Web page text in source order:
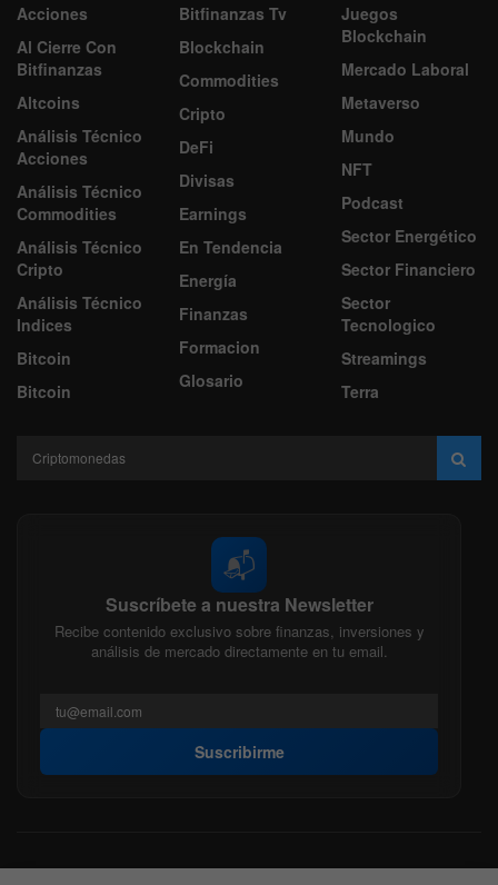
Acciones
Al Cierre Con
Bitfinanzas
Altcoins
Análisis Técnico
Acciones
Análisis Técnico
Commodities
Análisis Técnico
Cripto
Análisis Técnico
Indices
Bitcoin
Bitcoin
Bitfinanzas Tv
Blockchain
Commodities
Cripto
DeFi
Divisas
Earnings
En Tendencia
Energía
Finanzas
Formacion
Glosario
Juegos
Blockchain
Mercado Laboral
Metaverso
Mundo
NFT
Podcast
Sector Energético
Sector Financiero
Sector
Tecnologico
Streamings
Terra
📬
Suscríbete a nuestra Newsletter
Recibe contenido exclusivo sobre finanzas, inversiones y
análisis de mercado directamente en tu email.
Suscribirme